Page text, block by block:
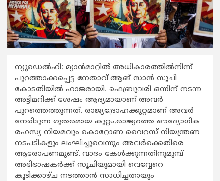
ന്യൂഡെല്‍ഹി: മ്യാന്‍മാറില്‍ അധികാരത്തില്‍നിന്ന്
പുറത്താക്കപ്പെട്ട നേതാവ് ആങ് സാന്‍ സൂചി
കോടതിയില്‍ ഹാജരായി. ഫെബ്രുവരി ഒന്നിന് നടന്ന
അട്ടിമറിക്ക് ശേഷം ആദ്യമായാണ് അവര്‍
പുറത്തെത്തുന്നത്. രാജ്യദ്രോഹക്കുറ്റമാണ് അവര്‍
നേരിടുന്ന ഗുതരമായ കുറ്റം.രാജ്യത്തെ ഔദ്യോഗിക
രഹസ്യ നിയമവും കൊറോണ വൈറസ് നിയന്ത്രണ
നടപടികളും ലംഘിച്ചുവെന്നും അവര്‍ക്കെതിരെ
ആരോപണമുണ്ട്. വാദം കേള്‍ക്കുന്നതിനുമുമ്പ്
അഭിഭാഷകര്‍ക്ക് സൂചിയുമായി വെവ്വേറെ
കൂടിക്കാഴ്ച നടത്താന്‍ സാധിച്ചതായും